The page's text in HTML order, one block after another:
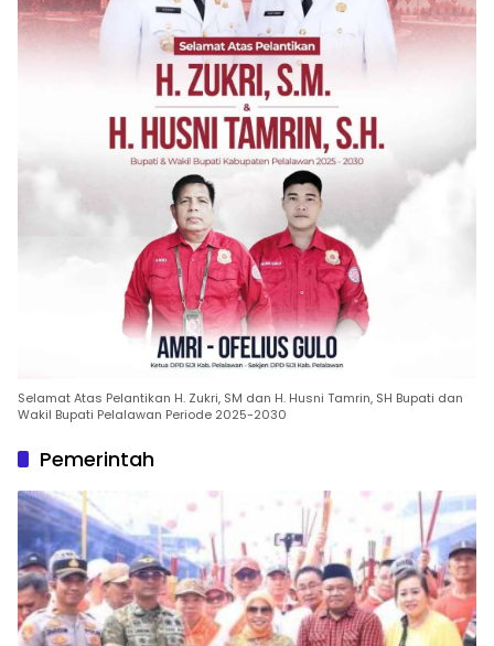
Selamat Atas Pelantikan H. Zukri, SM dan H. Husni Tamrin, SH Bupati dan
Wakil Bupati Pelalawan Periode 2025-2030
Pemerintah